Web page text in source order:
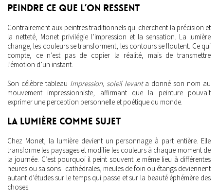
Peindre ce que l’on ressent
Contrairement aux peintres traditionnels qui cherchent la précision et
la netteté, Monet privilégie l’impression et la sensation. La lumière
change, les couleurs se transforment, les contours se floutent. Ce qui
compte, ce n’est pas de copier la réalité, mais de transmettre
l’émotion d’un instant.
Son célèbre tableau Impression, soleil levant a donné son nom au
mouvement impressionniste, affirmant que la peinture pouvait
exprimer une perception personnelle et poétique du monde.
La lumière comme sujet
Chez Monet, la lumière devient un personnage à part entière. Elle
transforme les paysages et modifie les couleurs à chaque moment de
la journée. C’est pourquoi il peint souvent le même lieu à différentes
heures ou saisons : cathédrales, meules de foin ou étangs deviennent
autant d’études sur le temps qui passe et sur la beauté éphémère des
choses.